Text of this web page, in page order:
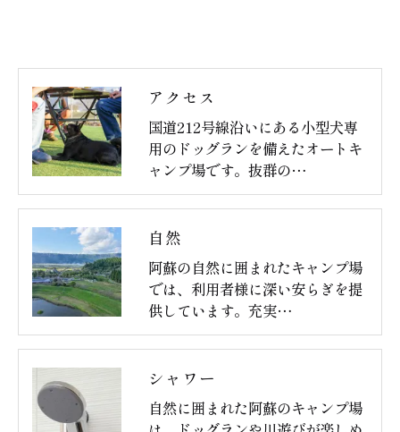
アクセス
国道212号線沿いにある小型犬専
用のドッグランを備えたオートキ
ャンプ場です。抜群の…
自然
阿蘇の自然に囲まれたキャンプ場
では、利用者様に深い安らぎを提
供しています。充実…
シャワー
自然に囲まれた阿蘇のキャンプ場